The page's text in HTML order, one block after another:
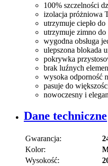
100% szczelności
izolacja
utrzymuje ciepło do
utrzymuje zimno do
wygodna obsługa
ulepszona blokada
pokrywka
brak luźnych
wysoka odporność
pasuje do
nowoczesny i
Dane techniczne
Gwarancja:
Kolor:
Wysokość: